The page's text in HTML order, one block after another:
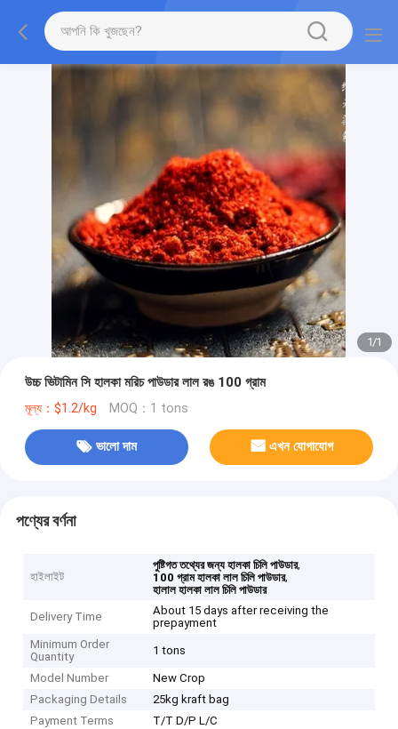
1/1
উচ্চ ভিটামিন সি হালকা মরিচ পাউডার লাল রঙ 100 গ্রাম
মূল্য：$1.2/kg MOQ：1 tons
ভালো দাম এখন যোগাযোগ
পণ্যের বর্ণনা
হাইলাইট
পুষ্টিগত তথ্যের জন্য হালকা চিলি পাউডার,
100 গ্রাম হালকা লাল চিলি পাউডার,
হালাল হালকা লাল চিলি পাউডার
Delivery Time
About 15 days after receiving the
prepayment
Minimum Order
Quantity
1 tons
Model Number
New Crop
Packaging Details
25kg kraft bag
Payment Terms
T/T D/P L/C